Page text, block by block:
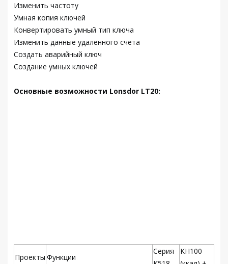
Изменить частоту
Умная копия ключей
Конвертировать умный тип ключа
Изменить данные удаленного счета
Создать аварийный ключ
Создание умных ключей
Основные возможности Lonsdor LT20:
Проекты Функции
Серия
KH100